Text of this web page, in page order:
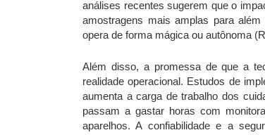
análises recentes sugerem que o
amostragens mais amplas para
opera de forma mágica ou autônoma
Além disso, a promessa de que a
realidade operacional. Estudos de
aumenta a carga de trabalho dos
passam a gastar horas com
aparelhos. A confiabilidade e a